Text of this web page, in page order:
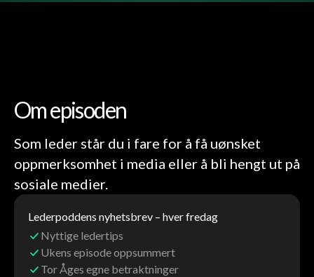
Om episoden
Som leder står du i fare for å få uønsket
oppmerksomhet i media eller å bli hengt ut på
sosiale medier.
Lederpoddens nyhetsbrev – hver fredag
Nyttige ledertips
Ukens episode oppsummert
Tor Åges egne betraktninger